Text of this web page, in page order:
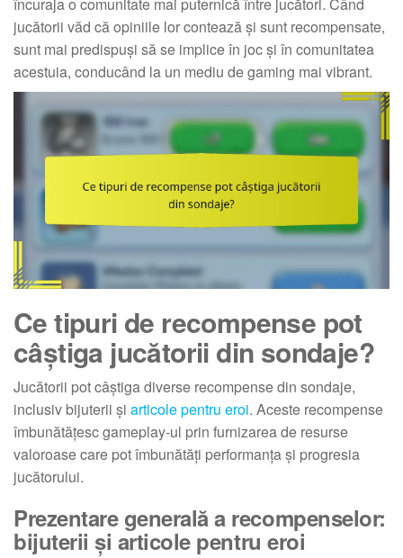
jucătorii văd că opiniile lor contează și sunt recompensate,
sunt mai predispuși să se implice în joc și în comunitatea
acestuia, conducând la un mediu de gaming mai vibrant.
Ce tipuri de recompense pot
câștiga jucătorii din sondaje?
Jucătorii pot câștiga diverse recompense din sondaje,
inclusiv bijuterii și articole pentru eroi. Aceste recompense
îmbunătățesc gameplay-ul prin furnizarea de resurse
valoroase care pot îmbunătăți performanța și progresia
jucătorului.
Prezentare generală a recompenselor:
bijuterii și articole pentru eroi